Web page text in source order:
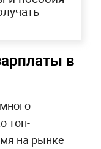
в
топ-
на рынке